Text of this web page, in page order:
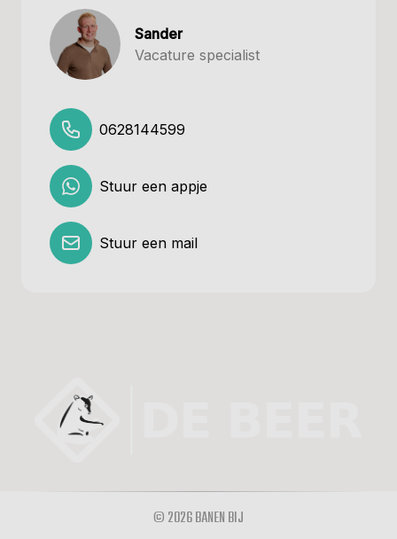
Sander
Vacature specialist
0628144599
Stuur een appje
Stuur een mail
© 2026 BANEN BIJ